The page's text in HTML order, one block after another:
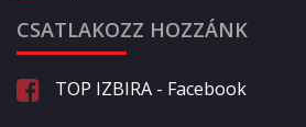
CSATLAKOZZ HOZZÁNK
TOP IZBIRA - Facebook